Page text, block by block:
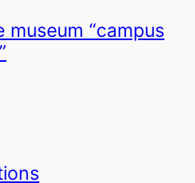
“campus